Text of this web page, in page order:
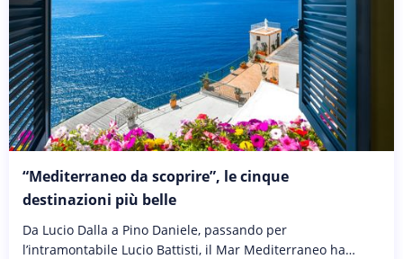
“Mediterraneo da scoprire”, le cinque
destinazioni più belle
Da Lucio Dalla a Pino Daniele, passando per
l’intramontabile Lucio Battisti, il Mar Mediterraneo ha